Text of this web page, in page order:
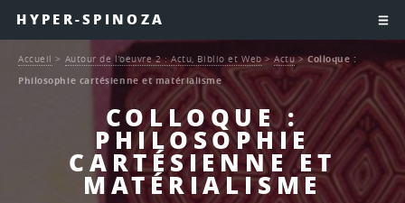
HYPER-SPINOZA
COLLOQUE :
PHILOSOPHIE
CARTÉSIENNE ET
MATÉRIALISME
Accueil > Autour de l’oeuvre 2 : Actu, Biblio et Web>Actu>Colloque :
Philosophie cartésienne et matérialisme